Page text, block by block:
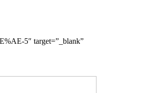
5″ target=”_blank”